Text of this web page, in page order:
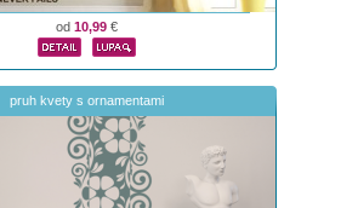
od 10,99€
pruh kvety s ornamentami